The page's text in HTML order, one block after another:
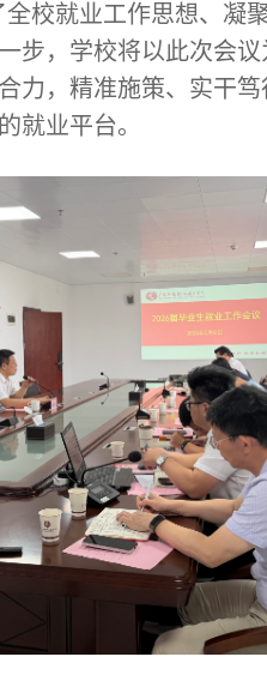
校就业工作思想、凝
步，学校将以此次会
力，精准施策、实干
就业平台。